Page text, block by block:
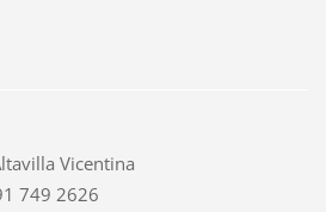
Vicentina
749 2626